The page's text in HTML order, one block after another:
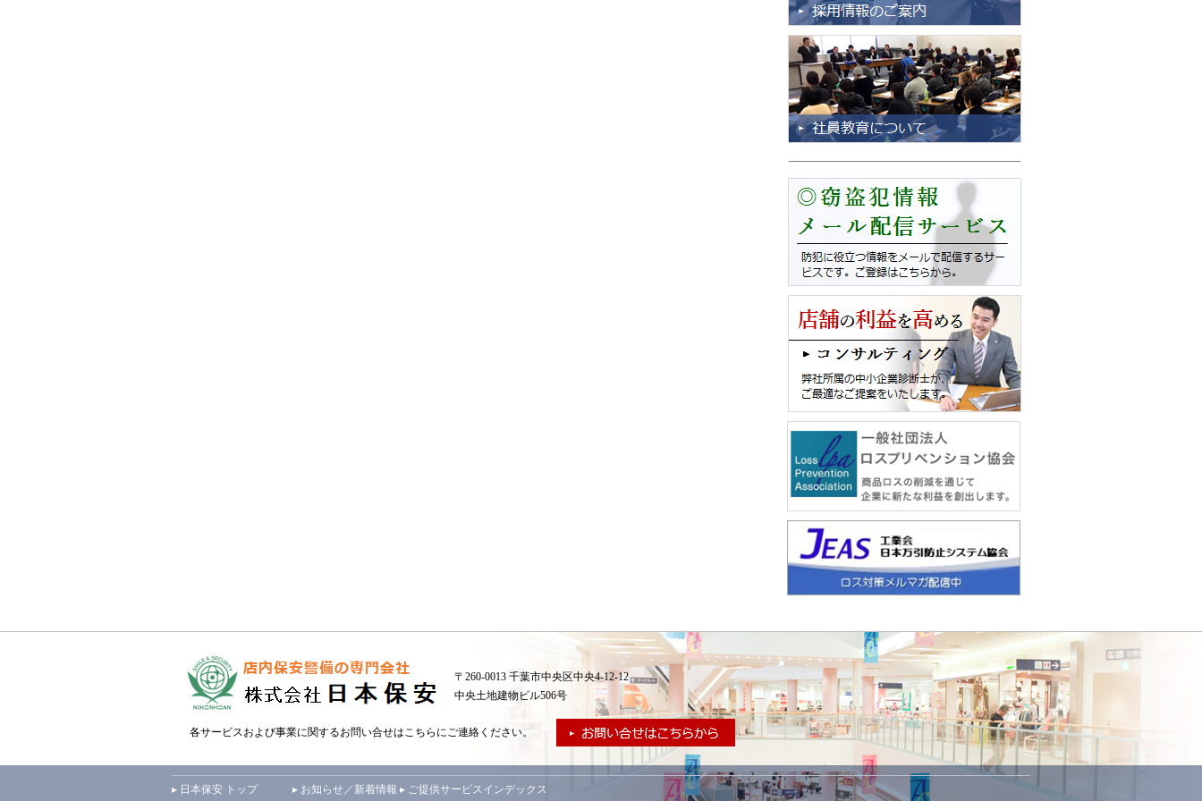
〒260-0013 千葉市中央区中央4-12-12
中央土地建物ビル506号
各サービスおよび事業に関するお問い合せはこちらにご連絡ください。
▸ 日本保安 トップ ▸ お知らせ／新着情報 ▸ ご提供サービスインデックス